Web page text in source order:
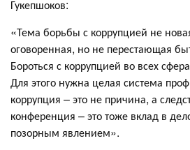
Гукепшоков:
«Тема борьбы с коррупцией не
оговоренная, но не перестающая
Бороться с коррупцией во всех
Для этого нужна целая система
коррупция – это не причина, а
конференция – это тоже вклад в
позорным явлением».